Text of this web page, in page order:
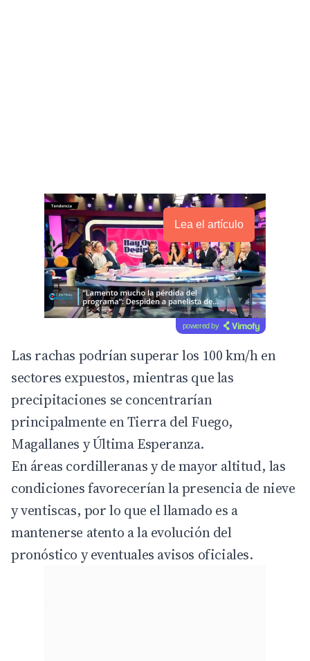
Lea el artículo
powered by
Las rachas podrían superar los 100 km/h en
sectores expuestos, mientras que las
precipitaciones se concentrarían
principalmente en Tierra del Fuego,
Magallanes y Última Esperanza.
En áreas cordilleranas y de mayor altitud, las
condiciones favorecerían la presencia de nieve
y ventiscas, por lo que el llamado es a
mantenerse atento a la evolución del
pronóstico y eventuales avisos oficiales.